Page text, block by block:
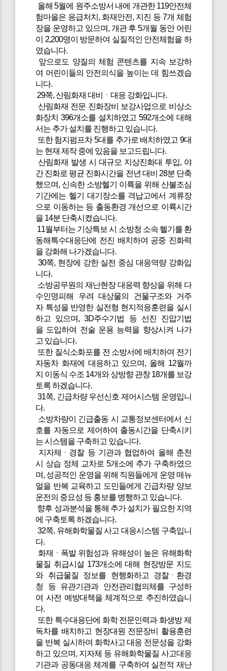
올해 5월에 원주소방서 내에 개관한 119안전체
험마을은 응급처치, 화재안전, 지진 등 7개 체험
장을 운영하고 있으며, 개관 후 5개월 동안 어린
이 2,200명이 방문하여 실질적인 안전체험을 하
였습니다.
앞으로도 양질의 체험 콘텐츠를 지속 보강하
여 어린이들의 안전의식을 높이는 데 힘쓰겠습
니다.
29쪽, 산림화재 대비ㆍ대응 강화입니다.
산림화재 전문 진화장비 보강사업으로 비상소
화장치 396개소를 설치하였고 592개소에 대해
서는 추가 설치를 진행하고 있습니다.
또한 험지펌프차 5대를 추가로 배치하였고 9대
는 현재 제작 중에 있음을 보고드립니다.
산림화재 발생 시 대규모 지상진화대 투입, 야
간 진화로 평균 진화시간을 전년 대비 28분 단축
했으며, 신속한 소방헬기 이륙을 위해 산불조심
기간에는 헬기 대기장소를 격납고에서 계류장
으로 이동하는 등 출동환경 개선으로 이륙시간
을 14분 단축시켰습니다.
11월부터는 기상특보 시 소방청 소속 헬기를 환
동해특수대응단에 전진 배치하여 공중 진화력
을 강화해 나가겠습니다.
30쪽, 현장에 강한 실전 중심 대응역량 강화입
니다.
소방공무원의 재난현장 대응력 향상을 위해 다
수인명피해 우려 대상물의 건물구조와 거주
자 특성을 반영한 실전형 현지적응훈련을 실시
하고 있으며, 3D주수기법 등 선진 진압기법
을 도입하여 전술 운용 능력을 향상시켜 나가
고 있습니다.
또한 질식소화포를 전 소방서에 배치하여 전기
자동차 화재에 대응하고 있으며, 올해 12월까
지 이동식 수조 14개와 상방향 관창 18개를 보강
토록 하겠습니다.
31쪽, 긴급차량 우선신호 제어시스템 운영입니
다.
소방차량이 긴급출동 시 교통정보센터에서 신
호를 자동으로 제어하여 출동시간을 단축시키
는 시스템을 구축하고 있습니다.
지자체ㆍ경찰 등 기관과 협업하여 올해 춘천
시 상습 정체 교차로 5개소에 추가 구축하였으
며, 성공적인 운영을 위해 직원들에게 운영 매뉴
얼을 반복 교육하고 도민들에게 긴급차량 양보
운전의 중요성 등 홍보를 병행하고 있습니다.
향후 성과분석을 통해 추가 설치가 필요한 지역
에 구축토록 하겠습니다.
32쪽, 유해화학물질 사고 대응시스템 구축입니
다.
화재ㆍ폭발 위험성과 유해성이 높은 유해화학
물질 취급시설 173개소에 대해 현장방문 지도
와 취급물질 정보를 현행화하고 경찰ㆍ환경
청 등 유관기관과 안전관리협의체를 구성하
여 사전 예방대책을 체계적으로 추진하였습니
다.
또한 특수대응단에 화학 전문인력과 화생방 제
독차를 배치하고 현장대원 전문장비 활용훈련
을 반복 실시하여 화학사고 대응 전문성을 강화
하고 있으며, 지자체 등 유해화학물질 사고대응
기관과 공동대응 체계를 구축하여 실전적 재난